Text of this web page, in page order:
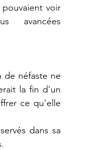
pouvaient voir
avancées
de néfaste ne
la fin d'un
ce qu'elle
dans sa